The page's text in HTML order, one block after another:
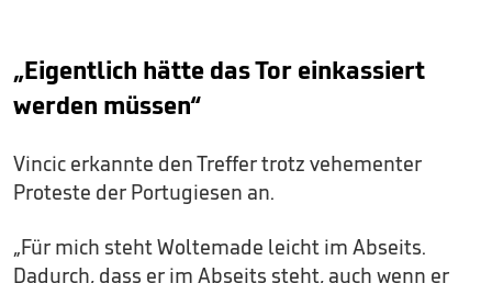
„Eigentlich hätte das Tor einkassiert
werden müssen“
Vincic erkannte den Treffer trotz vehementer
Proteste der Portugiesen an.
„Für mich steht Woltemade leicht im Abseits.
Dadurch, dass er im Abseits steht, auch wenn er